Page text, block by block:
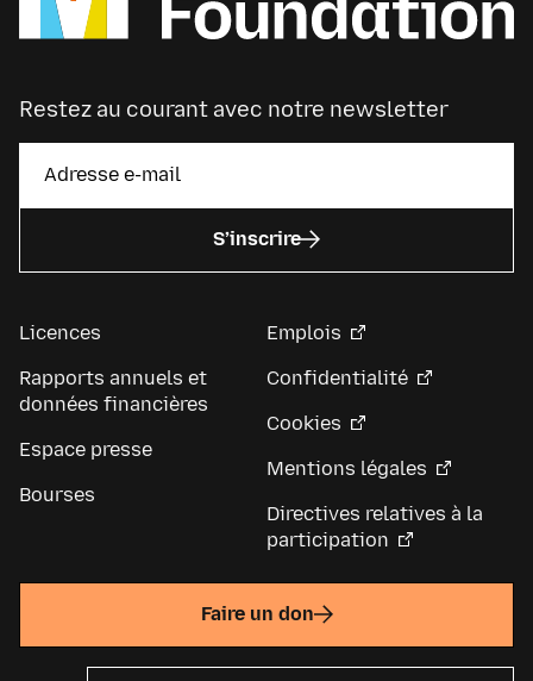
Restez au courant avec notre newsletter
S’inscrire
Licences
Rapports annuels et
données financières
Espace presse
Bourses
Emplois
Confidentialité
Cookies
Mentions légales
Directives relatives à la
participation
Faire un don